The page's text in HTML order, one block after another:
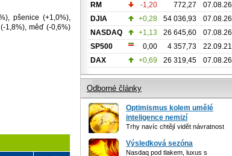
pšenice (+1,0%),
1,8%), měď (-0,6%)
RM
-1,20 772,27
07.08.26
DJIA
+0,28 54 036,93
07.08.26
NASDAQ
+1,13 26 645,60
07.08.26
SP500
0,00 4 357,73
22.09.21
DAX
+0,69 26 319,45 07.08.26
Odborné články
Optimismus kolem umělé
inteligence nemizí
Trhy navíc chtějí vidět návratnost
Výsledková sezóna
Nasdaq pod tlakem, luxus s